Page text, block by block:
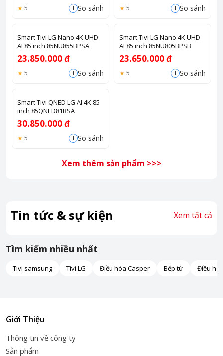
5 + So sánh 5 + So sánh
Smart Tivi LG Nano 4K UHD
AI 85 inch 85NU855BPSA
23.850.000 đ
5 + So sánh
Smart Tivi LG Nano 4K UHD
AI 85 inch 85NU805BPSB
23.650.000 đ
5 + So sánh
Smart Tivi QNED LG AI 4K 85
inch 85QNED81BSA
30.850.000 đ
5 + So sánh
Xem thêm sản phẩm >>>
Tin tức & sự kiện Xem tất cả
Tìm kiếm nhiều nhất
Tivi samsung Tivi LG Điều hòa Casper Bếp từ Điều
Giới Thiệu
Thông tin về công ty
Sản phẩm